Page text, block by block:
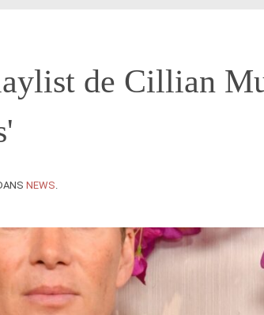
de Cillian
NEWS